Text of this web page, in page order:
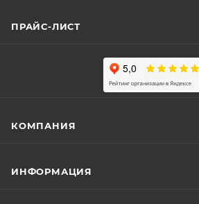
ПРАЙС-ЛИСТ
КОМПАНИЯ
ИНФОРМАЦИЯ